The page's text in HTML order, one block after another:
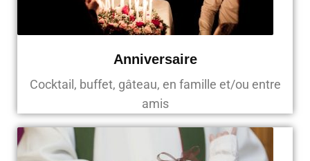
Anniversaire
Cocktail, buffet, gâteau, en famille et/ou entre
amis